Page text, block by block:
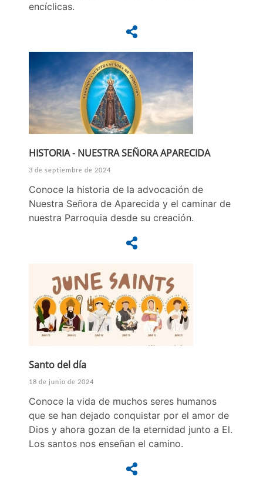
encíclicas.
HISTORIA - NUESTRA SEÑORA APARECIDA
3 de septiembre de 2024
Conoce la historia de la advocación de
Nuestra Señora de Aparecida y el caminar de
nuestra Parroquia desde su creación.
Santo del día
18 de junio de 2024
Conoce la vida de muchos seres humanos
que se han dejado conquistar por el amor de
Dios y ahora gozan de la eternidad junto a El.
Los santos nos enseñan el camino.